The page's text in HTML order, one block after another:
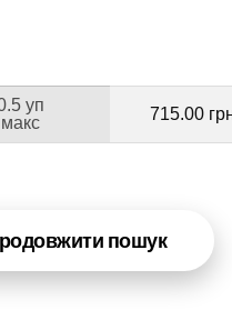
уп
макс
715.00
пошук